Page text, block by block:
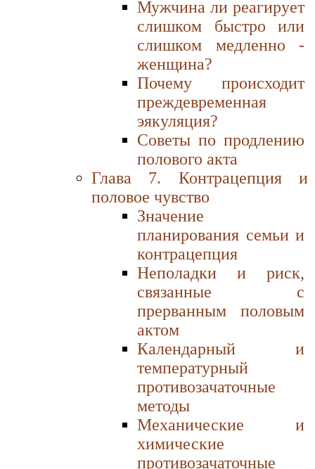
Мужчина ли реагирует
слишком быстро или
слишком медленно -
женщина?
Почему происходит
преждевременная
эякуляция?
Советы по продлению
полового акта
Глава 7. Контрацепция и
половое чувство
Значение
планирования семьи и
контрацепция
Неполадки и риск,
связанные с
прерванным половым
актом
Календарный и
температурный
противозачаточные
методы
Механические и
химические
противозачаточные